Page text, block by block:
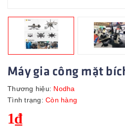
Máy gia công mặt
Thương hiệu: Nodha
Tình trạng: Còn hàng
1₫